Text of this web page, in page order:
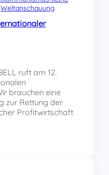
Weltanschauung
ruft am 12.
brauchen eine
zur Rettung der
Profitwirtschaft